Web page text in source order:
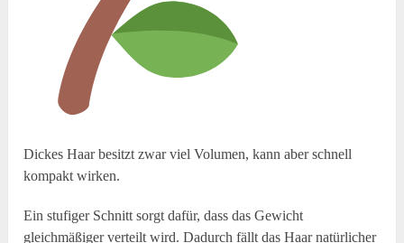
Dickes Haar besitzt zwar viel Volumen, kann aber schnell
kompakt wirken.
Ein stufiger Schnitt sorgt dafür, dass das Gewicht
gleichmäßiger verteilt wird. Dadurch fällt das Haar natürlicher